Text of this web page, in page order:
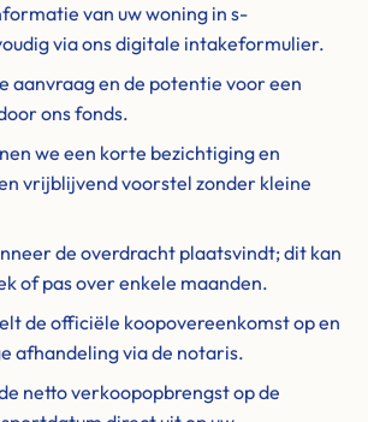
van uw woning in s-
via ons digitale intakeformulier.
aanvraag en de potentie voor een
ons fonds.
we een korte bezichtiging en
vrijblijvend voorstel zonder kleine
de overdracht plaatsvindt; dit kan
of pas over enkele maanden.
de officiële koopovereenkomst op en
afhandeling via de notaris.
netto verkoopopbrengst op de